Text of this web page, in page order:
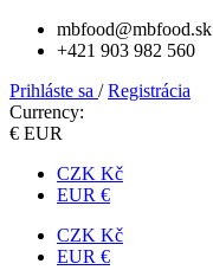
mbfood@mbfood.sk
+421 903 982 560
Prihláste sa /Registrácia
Currency:
€ EUR
CZK Kč
EUR €
CZK Kč
EUR €